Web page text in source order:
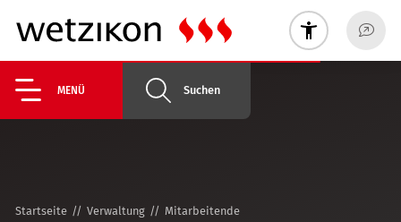
MENÜ Suchen
Startseite Verwaltung Mitarbeitende